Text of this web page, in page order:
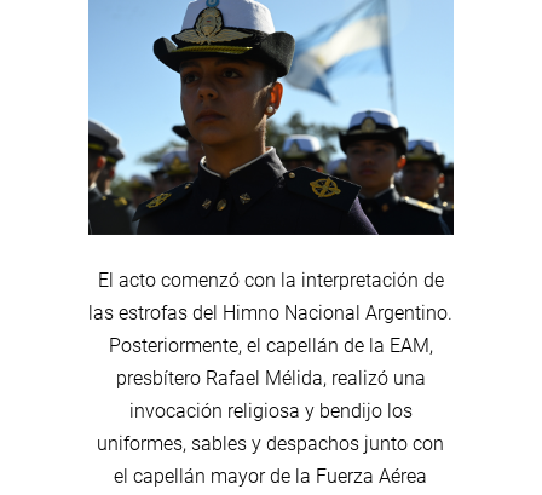
El acto comenzó con la interpretación de
las estrofas del Himno Nacional Argentino.
Posteriormente, el capellán de la EAM,
presbítero Rafael Mélida, realizó una
invocación religiosa y bendijo los
uniformes, sables y despachos junto con
el capellán mayor de la Fuerza Aérea